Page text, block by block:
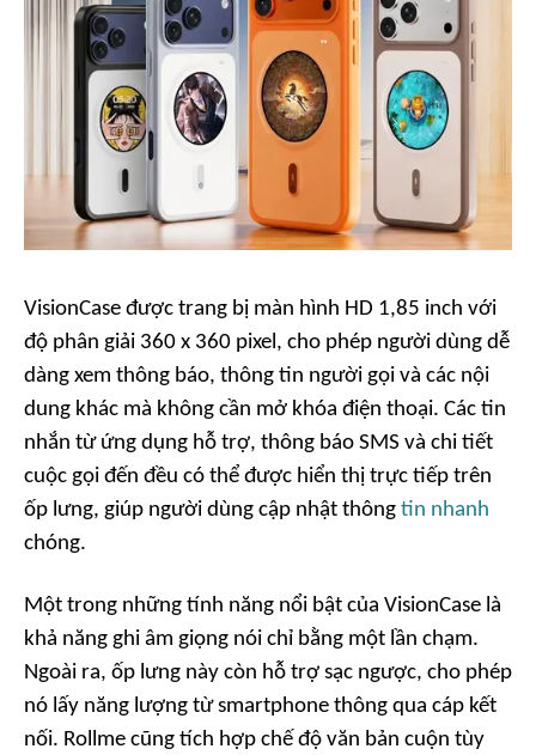
VisionCase được trang bị màn hình HD 1,85 inch với
độ phân giải 360 x 360 pixel, cho phép người dùng dễ
dàng xem thông báo, thông tin người gọi và các nội
dung khác mà không cần mở khóa điện thoại. Các tin
nhắn từ ứng dụng hỗ trợ, thông báo SMS và chi tiết
cuộc gọi đến đều có thể được hiển thị trực tiếp trên
ốp lưng, giúp người dùng cập nhật thông tin nhanh
chóng.
Một trong những tính năng nổi bật của VisionCase là
khả năng ghi âm giọng nói chỉ bằng một lần chạm.
Ngoài ra, ốp lưng này còn hỗ trợ sạc ngược, cho phép
nó lấy năng lượng từ smartphone thông qua cáp kết
nối. Rollme cũng tích hợp chế độ văn bản cuộn tùy